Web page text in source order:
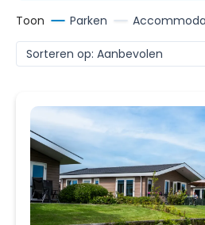
Toon Parken